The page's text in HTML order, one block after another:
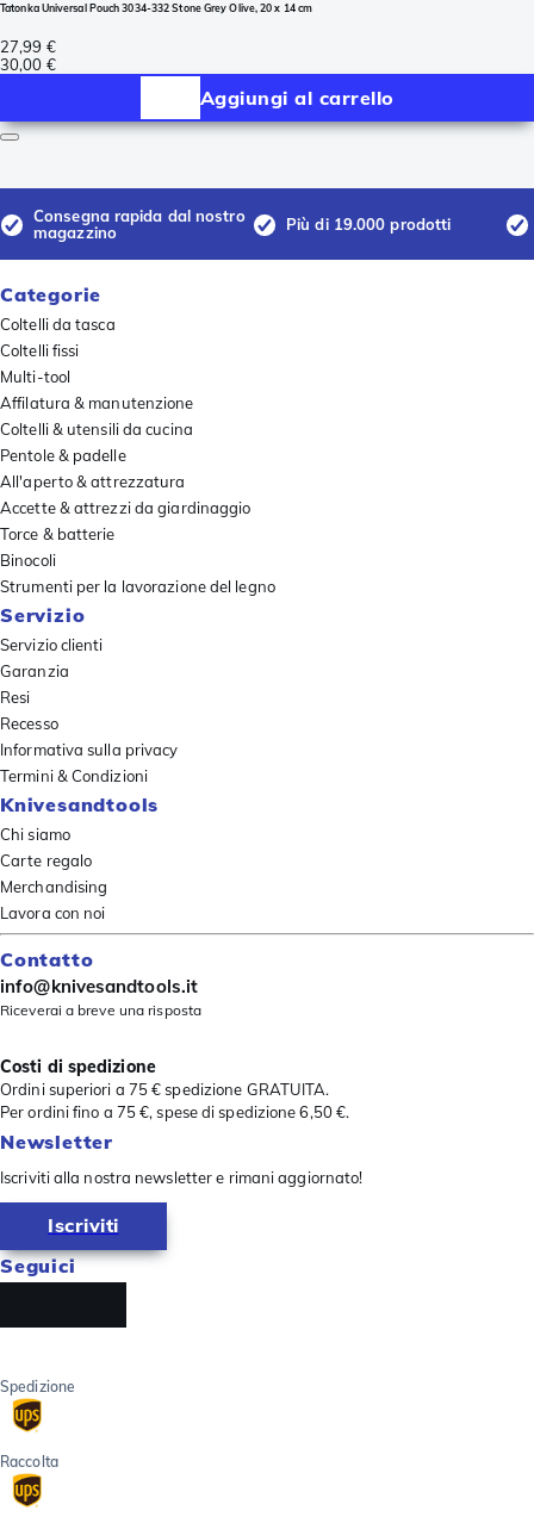
Tatonka Universal Pouch 3034-332 Stone Grey Olive, 20 x 14 cm
27,99 €
30,00 €
Aggiungi al carrello
Consegna rapida dal nostro
magazzino
Più di 19.000 prodotti
Categorie
Coltelli da tasca
Coltelli fissi
Multi-tool
Affilatura & manutenzione
Coltelli & utensili da cucina
Pentole & padelle
All'aperto & attrezzatura
Accette & attrezzi da giardinaggio
Torce & batterie
Binocoli
Strumenti per la lavorazione del legno
Servizio
Servizio clienti
Garanzia
Resi
Recesso
Informativa sulla privacy
Termini & Condizioni
Knivesandtools
Chi siamo
Carte regalo
Merchandising
Lavora con noi
Contatto
info@knivesandtools.it
Riceverai a breve una risposta
Costi di spedizione
Ordini superiori a 75 € spedizione GRATUITA.
Per ordini fino a 75 €, spese di spedizione 6,50 €.
Newsletter
Iscriviti alla nostra newsletter e rimani aggiornato!
Iscriviti
Seguici
Spedizione
Raccolta